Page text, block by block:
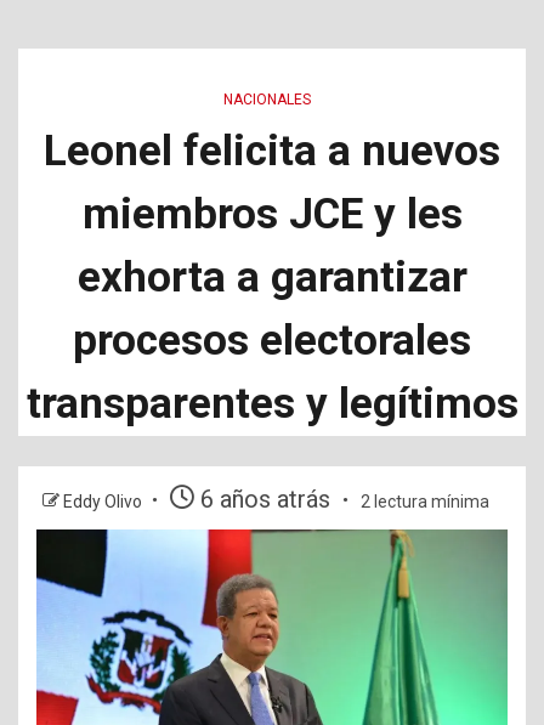
NACIONALES
Leonel felicita a nuevos
miembros JCE y les
exhorta a garantizar
procesos electorales
transparentes y legítimos
Eddy Olivo 6 años atrás 2 lectura mínima